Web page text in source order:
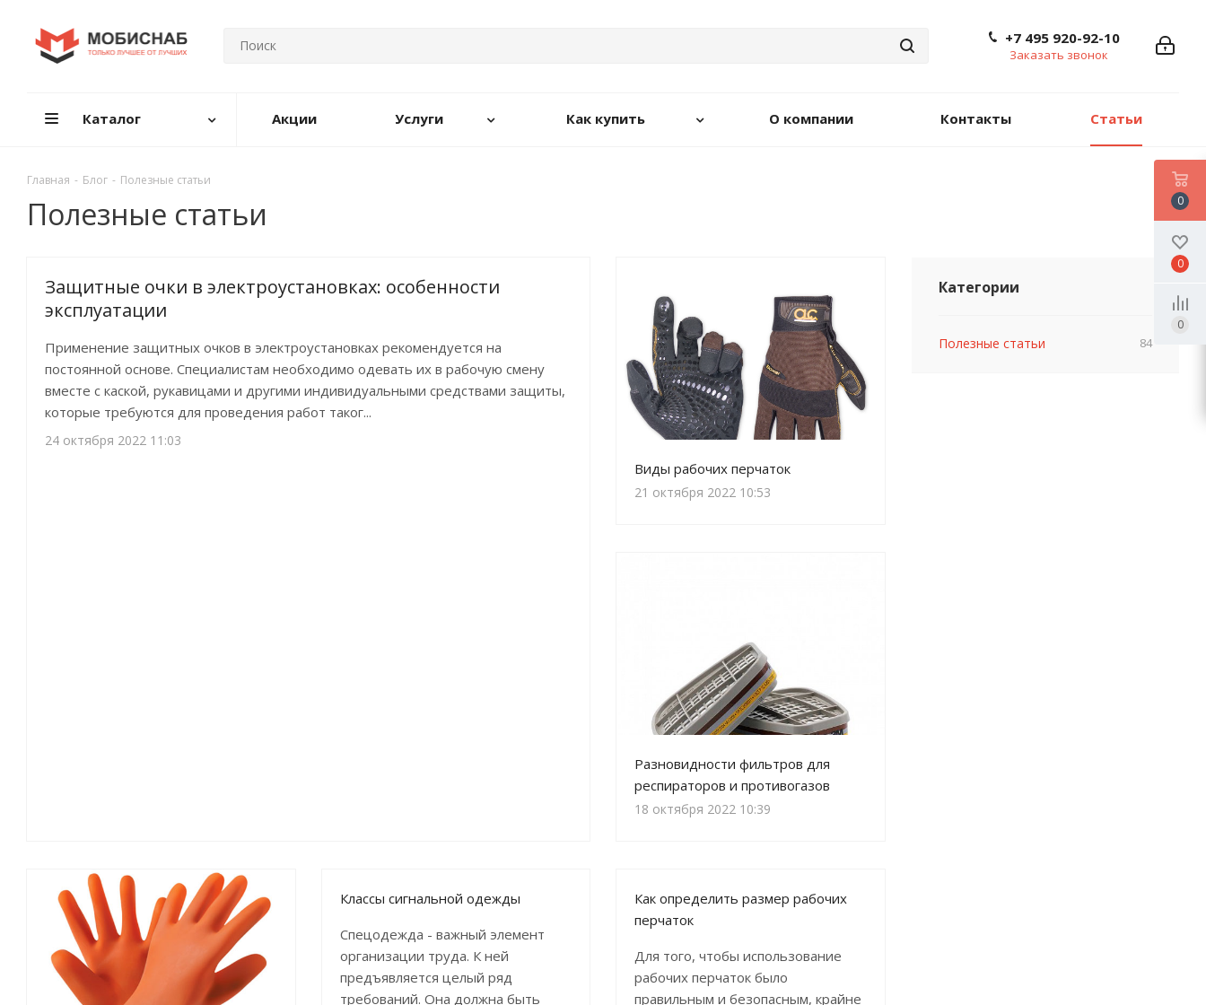
+7 495 920-92-10
Заказать звонок
Каталог Акции Услуги Как купить О компании Контакты Статьи
Главная - Блог - Полезные статьи
Полезные статьи
Защитные очки в электроустановках: особенности
эксплуатации
Применение защитных очков в электроустановках рекомендуется на
постоянной основе. Специалистам необходимо одевать их в рабочую смену
вместе с каской, рукавицами и другими индивидуальными средствами защиты,
которые требуются для проведения работ таког...
24 октября 2022 11:03
Виды рабочих перчаток
21 октября 2022 10:53
Разновидности фильтров для
респираторов и противогазов
18 октября 2022 10:39
Классы сигнальной одежды
Спецодежда - важный элемент
организации труда. К ней
предъявляется целый ряд
требований. Она должна быть
Как определить размер рабочих
перчаток
Для того, чтобы использование
рабочих перчаток было
правильным и безопасным, крайне
Категории
Полезные статьи 84
0
0
0